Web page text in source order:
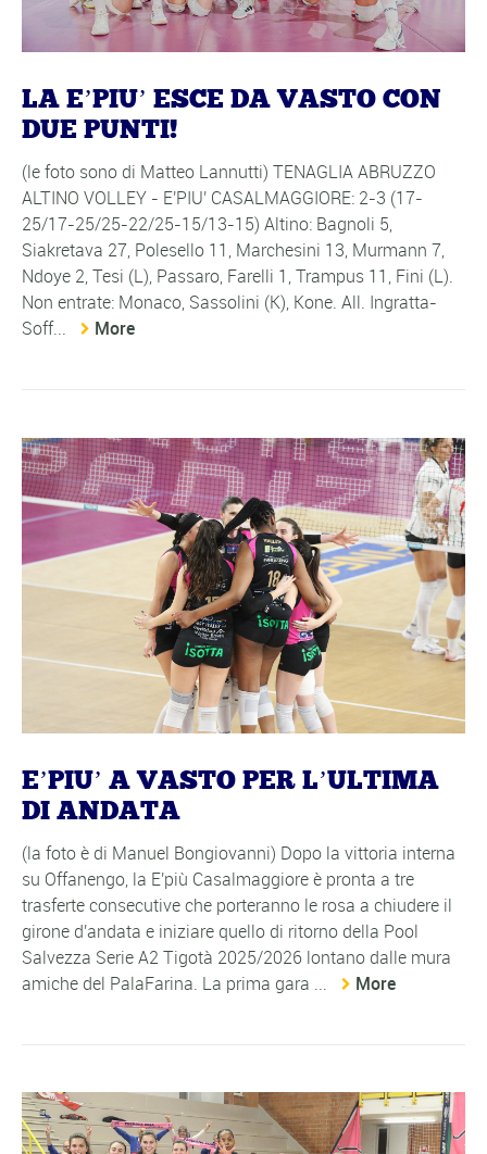
LA E’PIU’ ESCE DA VASTO CON
DUE PUNTI!
(le foto sono di Matteo Lannutti) TENAGLIA ABRUZZO
ALTINO VOLLEY - E'PIU' CASALMAGGIORE: 2-3 (17-
25/17-25/25-22/25-15/13-15) Altino: Bagnoli 5,
Siakretava 27, Polesello 11, Marchesini 13, Murmann 7,
Ndoye 2, Tesi (L), Passaro, Farelli 1, Trampus 11, Fini (L).
Non entrate: Monaco, Sassolini (K), Kone. All. Ingratta-
Soff...
More
E’PIU’ A VASTO PER L’ULTIMA
DI ANDATA
(la foto è di Manuel Bongiovanni) Dopo la vittoria interna
su Offanengo, la E'più Casalmaggiore è pronta a tre
trasferte consecutive che porteranno le rosa a chiudere il
girone d'andata e iniziare quello di ritorno della Pool
Salvezza Serie A2 Tigotà 2025/2026 lontano dalle mura
amiche del PalaFarina. La prima gara ...
More